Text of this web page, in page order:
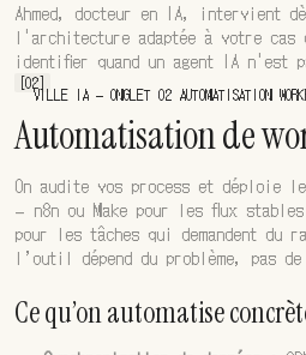
Ahmed, docteur en IA, intervient
l'architecture adaptée à votre cas
identifier quand un agent IA n'est
[02]
VILLE IA — ONGLET 02 AUTOMATISATION
Automatisation de
On audite vos process et déploie
— n8n ou Make pour les flux
pour les tâches qui demandent du
l’outil dépend du problème, pas
Ce qu’on automatise